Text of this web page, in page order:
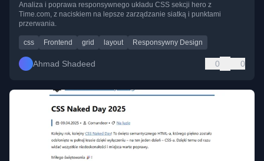
Analiza i poprawa responsywnego układu CSS sekcji hero z
Time.com, z naciskiem na lepsze zarządzanie siatką i punktami
przerwania.
css Frontend grid layout Responsywny Design
Ahmad Shadeed 0 0